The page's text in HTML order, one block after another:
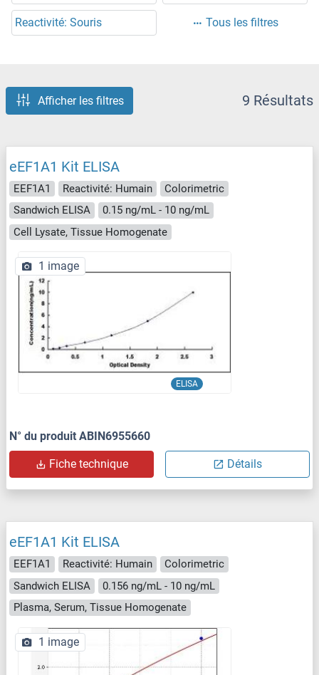
Reactivité: Souris Tous les filtres
Afficher les filtres 9 Résultats
eEF1A1 Kit ELISA
EEF1A1 Reactivité: Humain
Colorimetric
Sandwich ELISA
0.15 ng/mL - 10 ng/mL
Cell Lysate, Tissue Homogenate
ELISA
1 image
N° du produit ABIN6955660
Fiche technique Détails
eEF1A1 Kit ELISA
EEF1A1 Reactivité: Humain
Colorimetric
Sandwich ELISA
0.156 ng/mL - 10 ng/mL
Plasma, Serum, Tissue Homogenate
1 image